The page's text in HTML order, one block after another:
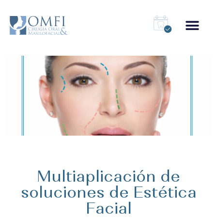
Multiaplicación de
soluciones de Estética
Facial